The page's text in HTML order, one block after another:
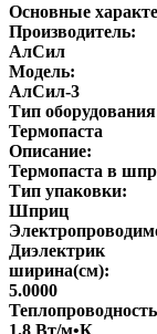
Основные
Производитель:
АлСил
Модель:
АлСил-3
Тип
Термопаста
Описание:
Термопаста в
Тип упаковки:
Шприц
Диэлектрик
ширина(см):
5.0000
1.8 Вт/м•К